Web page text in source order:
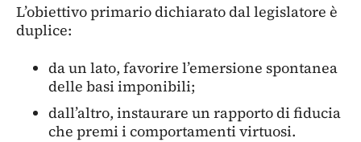
L’obiettivo primario dichiarato dal legislatore è
duplice:
da un lato, favorire l’emersione spontanea
delle basi imponibili;
dall’altro, instaurare un rapporto di fiducia
che premi i comportamenti virtuosi.